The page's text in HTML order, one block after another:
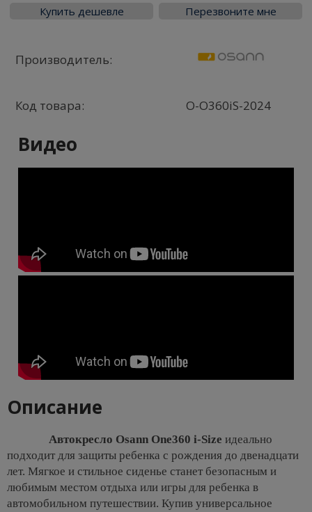
Купить дешевле
Перезвоните мне
Производитель:
Код товара: O-O360iS-2024
Видео
Описание
Автокресло Osann One360 i-Size идеально
подходит для защиты ребенка с рождения до двенадцати
лет. Мягкое и стильное сиденье станет безопасным и
любимым местом отдыха или игры для ребенка в
автомобильном путешествии. Купив универсальное